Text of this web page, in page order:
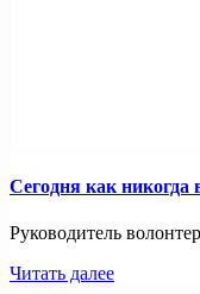
Сегодня как никогда
Руководитель
Читать далее